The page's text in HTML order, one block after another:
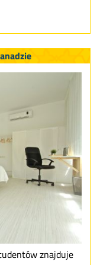
znajduje